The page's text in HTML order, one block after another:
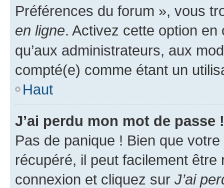
Préférences du forum », vous
en ligne. Activez cette option
qu’aux administrateurs, aux
compté(e) comme étant un
Haut
J’ai perdu mon mot de passe !
Pas de panique ! Bien que
récupéré, il peut facilement
connexion et cliquez sur J’ai